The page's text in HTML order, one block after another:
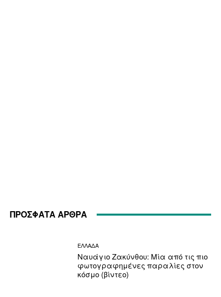
ΠΡΟΣΦΑΤΑ ΑΡΘΡΑ
ΕΛΛΑΔΑ
Ναυάγιο Ζακύνθου: Μία από τις πιο
φωτογραφημένες παραλίες στον
κόσμο (βίντεο)